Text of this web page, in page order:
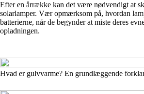
Efter en årrække kan det være nødvendigt at
solarlamper. Vær opmærksom på, hvordan
batterierne, når de begynder at miste deres
opladningen.
Hvad er gulvvarme? En grundlæggende